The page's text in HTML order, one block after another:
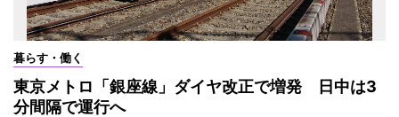
暮らす・働く
東京メトロ「銀座線」ダイヤ改正で増発 日中は3
分間隔で運行へ